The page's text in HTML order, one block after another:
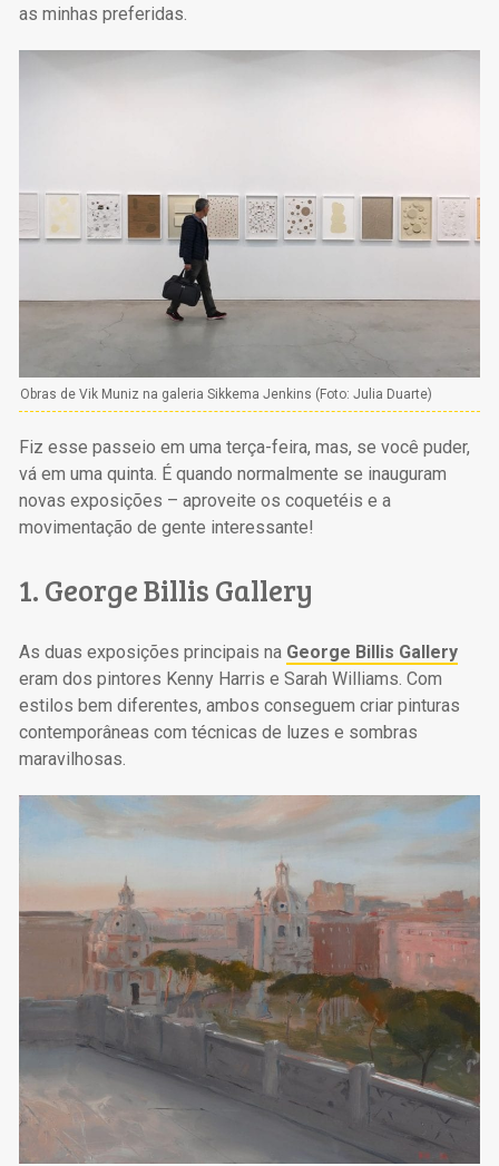
as minhas preferidas.
Obras de Vik Muniz na galeria Sikkema Jenkins (Foto: Julia Duarte)
Fiz esse passeio em uma terça-feira, mas, se você puder,
vá em uma quinta. É quando normalmente se inauguram
novas exposições – aproveite os coquetéis e a
movimentação de gente interessante!
1. George Billis Gallery
As duas exposições principais na George Billis Gallery
eram dos pintores Kenny Harris e Sarah Williams. Com
estilos bem diferentes, ambos conseguem criar pinturas
contemporâneas com técnicas de luzes e sombras
maravilhosas.